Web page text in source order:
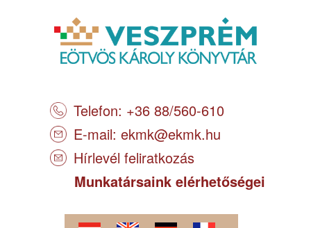
Telefon: +36 88/560-610
E-mail: ekmk@ekmk.hu
Hírlevél feliratkozás
Munkatársaink elérhetőségei